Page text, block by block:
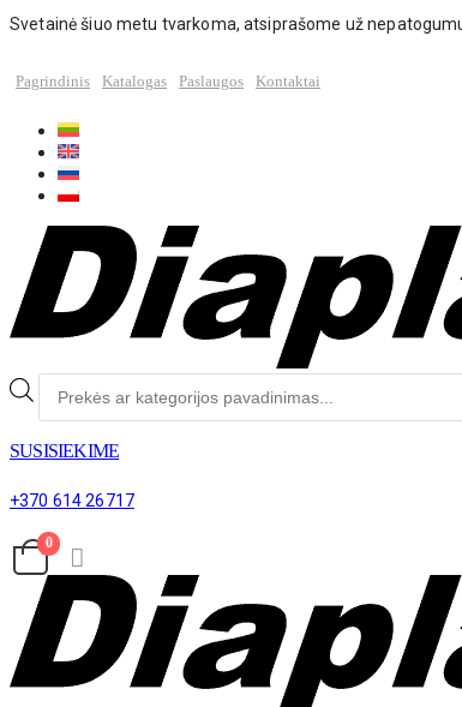
Svetainė šiuo metu tvarkoma, atsiprašome už
Pagrindinis Katalogas Paslaugos Kontaktai
Produktų
paieška
SUSISIEKIME
+370 614 26717
0